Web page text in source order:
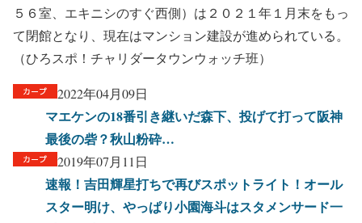
５６室、エキニシのすぐ西側）は２０２１年１月末をもっ
て閉館となり、現在はマンション建設が進められている。
（ひろスポ！チャリダータウンウォッチ班）
2022年04月09日
マエケンの18番引き継いだ森下、投げて打って阪神
最後の砦？秋山粉砕…
2019年07月11日
速報！吉田輝星打ちで再びスポットライト！オール
スター明け、やっぱり小園海斗はスタメンサード一